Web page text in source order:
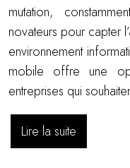
mutation,
novateurs pour capter
environnement
mobile offre une
entreprises qui
Lire la suite